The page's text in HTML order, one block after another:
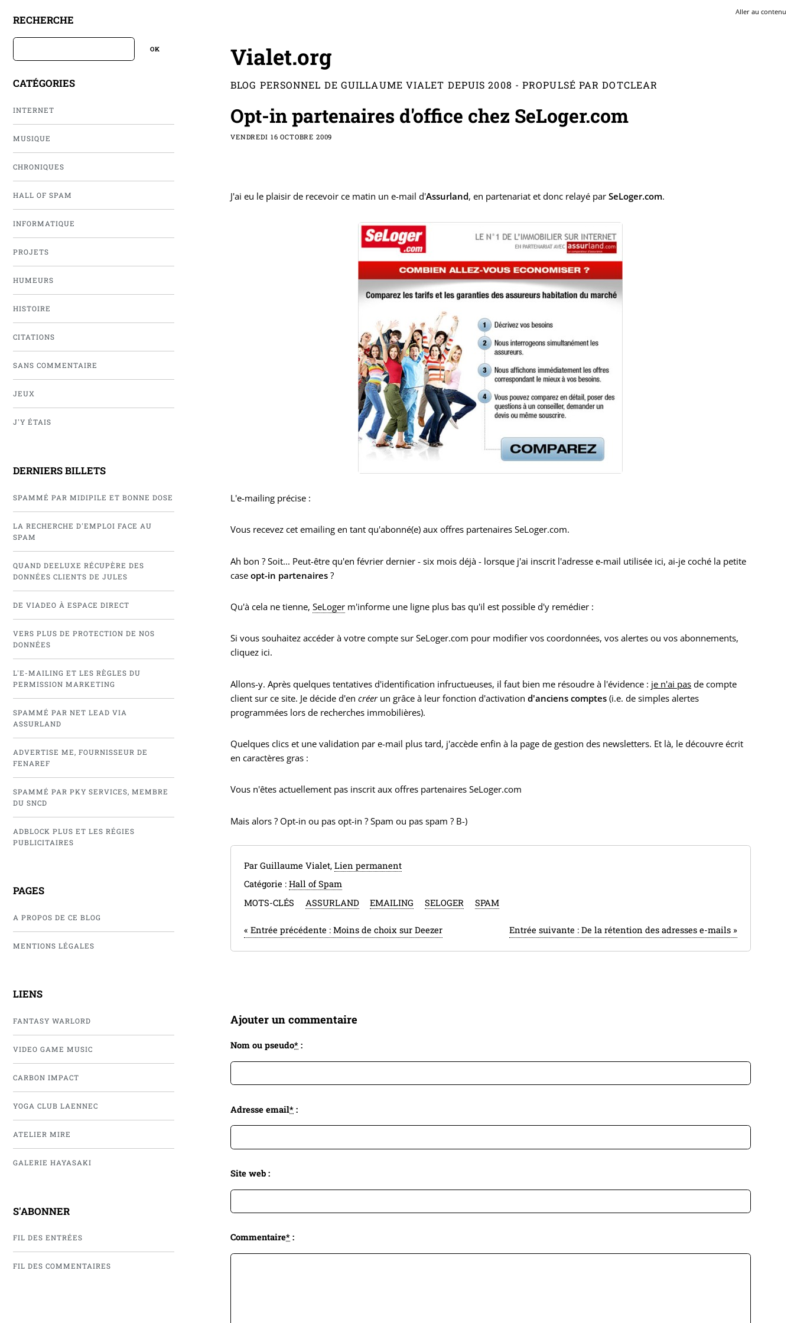
Aller au contenu
RECHERCHE
CATÉGORIES
INTERNET
MUSIQUE
CHRONIQUES
HALL OF SPAM
INFORMATIQUE
PROJETS
HUMEURS
HISTOIRE
CITATIONS
SANS COMMENTAIRE
JEUX
J'Y ÉTAIS
DERNIERS BILLETS
SPAMMÉ PAR MIDIPILE ET BONNE DOSE
LA RECHERCHE D'EMPLOI FACE AU
SPAM
QUAND DEELUXE RÉCUPÈRE DES
DONNÉES CLIENTS DE JULES
DE VIADEO À ESPACE DIRECT
VERS PLUS DE PROTECTION DE NOS
DONNÉES
L'E-MAILING ET LES RÈGLES DU
PERMISSION MARKETING
SPAMMÉ PAR NET LEAD VIA
ASSURLAND
ADVERTISE ME, FOURNISSEUR DE
FENAREF
SPAMMÉ PAR PKY SERVICES, MEMBRE
DU SNCD
ADBLOCK PLUS ET LES RÉGIES
PUBLICITAIRES
PAGES
A PROPOS DE CE BLOG
MENTIONS LÉGALES
LIENS
FANTASY WARLORD
VIDEO GAME MUSIC
CARBON IMPACT
YOGA CLUB LAENNEC
ATELIER MIRE
GALERIE HAYASAKI
S'ABONNER
FIL DES ENTRÉES
FIL DES COMMENTAIRES
Vialet.org
BLOG PERSONNEL DE GUILLAUME VIALET DEPUIS 2008 - PROPULSÉ PAR DOTCLEAR
Opt-in partenaires d'office chez SeLoger.com
VENDREDI 16 OCTOBRE 2009
J'ai eu le plaisir de recevoir ce matin un e-mail d'Assurland, en partenariat et donc relayé parSeLoger.com.
L'e-mailing précise :
Vous recevez cet emailing en tant qu'abonné(e) aux offres partenaires SeLoger.com.
Ah bon ? Soit... Peut-être qu'en février dernier - six mois déjà - lorsque j'ai inscrit l'adresse e-mail utilisée ici, ai-je coché la petite
caseopt-in partenaires ?
Qu'à cela ne tienne,SeLoger m'informe une ligne plus bas qu'il est possible d'y remédier :
Si vous souhaitez accéder à votre compte sur SeLoger.com pour modifier vos coordonnées, vos alertes ou vos abonnements,
cliquez ici.
Allons-y. Après quelques tentatives d'identification infructueuses, il faut bien me résoudre à l'évidence : je n'ai pas de compte
client sur ce site. Je décide d'encréerun grâce à leur fonction d'activationd'anciens comptes (i.e. de simples alertes
programmées lors de recherches immobilières).
Quelques clics et une validation par e-mail plus tard, j'accède enfin à la page de gestion des newsletters. Et là, le découvre écrit
en caractères gras :
Vous n'êtes actuellement pas inscrit aux offres partenaires SeLoger.com
Mais alors ? Opt-in ou pas opt-in ? Spam ou pas spam ? B-)
Par Guillaume Vialet,Lien permanent
Catégorie :Hall of Spam
MOTS-CLÉS
ASSURLAND EMAILING SELOGER SPAM
«Entrée précédente :Moins de choix sur Deezer Entrée suivante : De la rétention des adresses e-mails»
Ajouter un commentaire
Nom ou pseudo* :
Adresse email* :
Site web :
Commentaire* :